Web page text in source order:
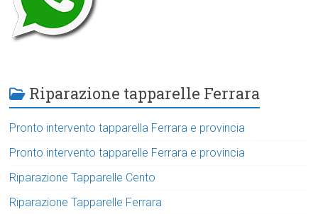
Riparazione tapparelle Ferrara
Pronto intervento tapparella Ferrara e provincia
Pronto intervento tapparelle Ferrara e provincia
Riparazione Tapparelle Cento
Riparazione Tapparelle Ferrara